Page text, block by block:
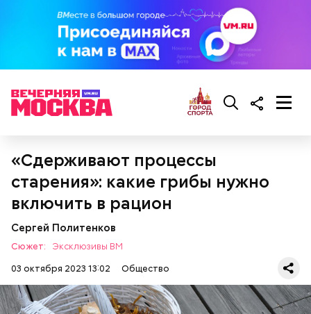
«Сдерживают процессы
старения»: какие грибы нужно
включить в рацион
Сергей Политенков
Сюжет:
Эксклюзивы ВМ
03 октября 2023 13:02
Общество
— Там может содержаться огромное количество
нитратов, которое вызовет головокружение,
гипоксию и ухудшение физического состояния, —
предостерегла Соломатина.